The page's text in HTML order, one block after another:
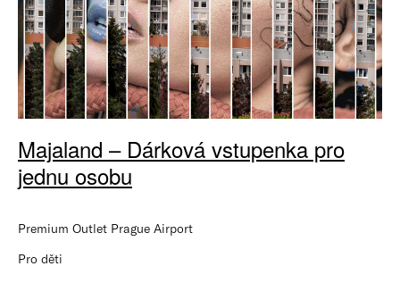
Majaland – Dárková vstupenka pro
jednu osobu
Premium Outlet Prague Airport
Pro děti